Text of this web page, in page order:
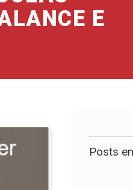
E
Posts